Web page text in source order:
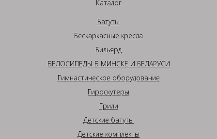
Каталог
Батуты
Бескаркасные кресла
Бильярд
ВЕЛОСИПЕДЫ В МИНСКЕ И БЕЛАРУСИ
Гимнастическое оборудование
Гироскутеры
Грили
Детские батуты
Детские комплекты